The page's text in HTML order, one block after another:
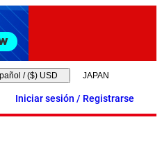
/ ($) USD
Iniciar sesión / Registrarse